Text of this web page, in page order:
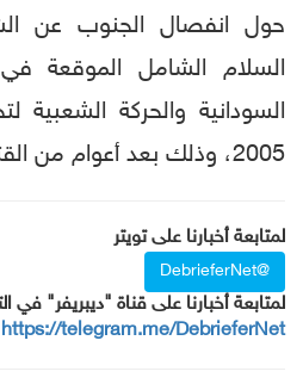
حول انفصال الجنوب عن
السلام الشامل الموقعة
السودانية والحركة الشعبية
2005، وذلك بعد أعوام من القتال من أجل الانفصال.
لمتابعة أخبارنا على تويتر
@DebrieferNet
لمتابعة أخبارنا على قناة "ديبريفر" في
https://telegram.me/DebrieferNet